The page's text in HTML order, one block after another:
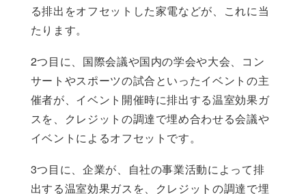
る排出をオフセットした家電などが、これに当
たります。
2つ目に、国際会議や国内の学会や大会、コン
サートやスポーツの試合といったイベントの主
催者が、イベント開催時に排出する温室効果ガ
スを、クレジットの調達で埋め合わせる会議や
イベントによるオフセットです。
3つ目に、企業が、自社の事業活動によって排
出する温室効果ガスを、クレジットの調達で埋